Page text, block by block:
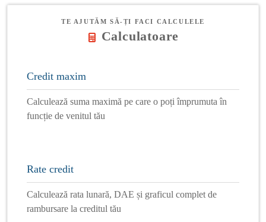
TE AJUTĂM SĂ-ȚI FACI CALCULELE
Calculatoare
Credit maxim
Calculează suma maximă pe care o poți împrumuta în
funcție de venitul tău
Rate credit
Calculează rata lunară, DAE și graficul complet de
rambursare la creditul tău